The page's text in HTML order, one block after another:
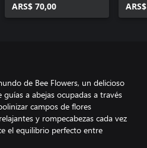
ARS$ 70,00
de Bee Flowers, un delicioso
a abejas ocupadas a través
campos de flores
y rompecabezas cada vez
el equilibrio perfecto entre